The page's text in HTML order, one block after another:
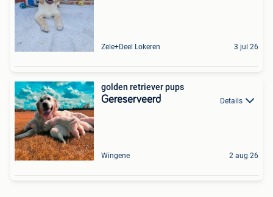
Zele+Deel Lokeren 3 jul 26
golden retriever pups
Gereserveerd Details
Wingene 2 aug 26